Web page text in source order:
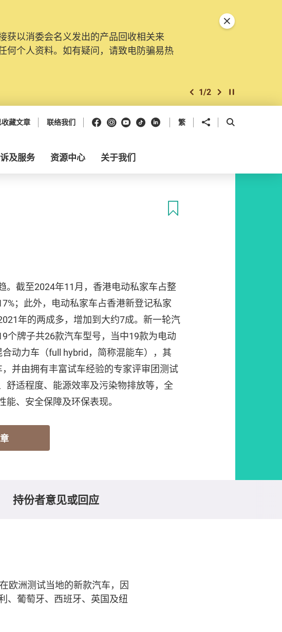
获以消委会名义发出的产品回收相关来
何个人资料。如有疑问，请致电防骗易热
上一个
1/2 下一个开始/暂停幻灯
关闭特別通告
收藏文章 联络我们 Facebook
Instagram
Youtube
抖音领英 繁 分享到 开启搜寻框
及服务 资源中心 关于我们
。截至2024年11月，香港电动私家车占整
；此外，电动私家车占香港新登记私家
年的两成多，增加到大约7成。新一轮汽
个牌子共26款汽车型号，当中19款为电动
动力车（full hybrid，简称混能车），其
并由拥有丰富试车经验的专家评审团测试
舒适程度、能源效率及污染物排放等，全
能、安全保障及环保表现。
持份者意见或回应
欧洲测试当地的新款汽车，因
、葡萄牙、西班牙、英国及纽